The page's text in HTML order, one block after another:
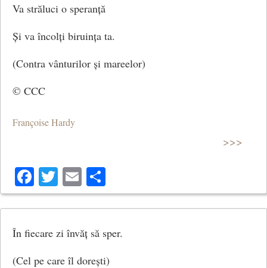
Va străluci o speranță
Și va încolți biruința ta.
(Contra vânturilor și mareelor)
© CCC
Françoise Hardy
>>>
Facebook
Twitter
Email
În fiecare zi învăț să sper.
(Cel pe care îl dorești)